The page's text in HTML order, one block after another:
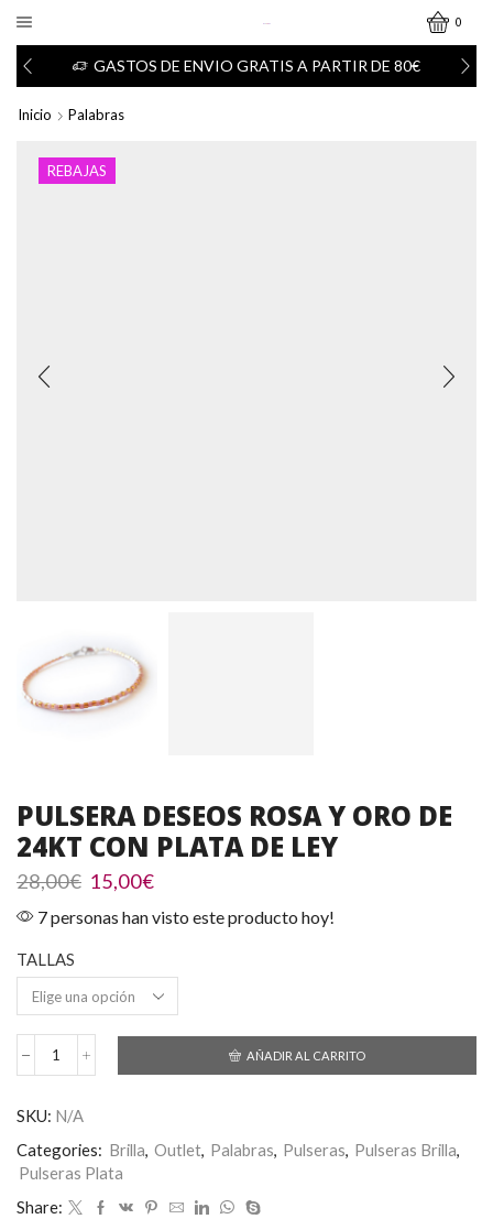
0
GASTOS DE ENVIO GRATIS A PARTIR DE 80€
Inicio Palabras
REBAJAS
PULSERA DESEOS ROSA Y ORO DE
24KT CON PLATA DE LEY
28,00€ El
original
28,00€.
15,00€El
actual
15,00€.
7 personas han visto este producto hoy!
TALLAS
Pulsera
y
Oro
de
24kt
con
AÑADIR AL CARRITO
SKU: N/A
Categories: Brilla, Outlet, Palabras, Pulseras, Pulseras Brilla,
Pulseras Plata
Share: